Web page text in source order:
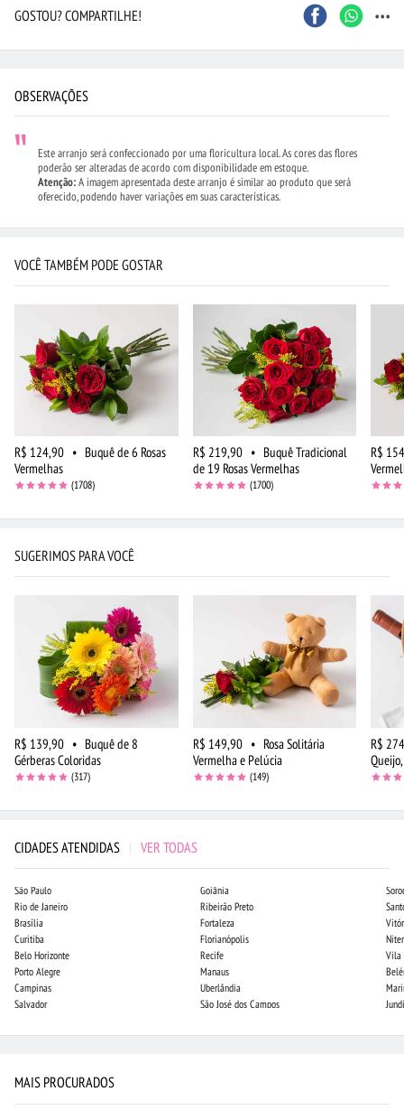
GOSTOU? COMPARTILHE!
OBSERVAÇÕES
Este arranjo será confeccionado por uma floricultura local. As cores das flores
poderão ser alteradas de acordo com disponibilidade em estoque.
Atenção:A imagem apresentada deste arranjo é similar ao produto que será
oferecido, podendo haver variações em suas características.
VOCÊ TAMBÉM PODE GOSTAR
R$ 124,90 • Buquê de 6 Rosas
Vermelhas
(1708)
R$ 219,90 • Buquê Tradicional
de 19 Rosas Vermelhas
(1700)
R$
SUGERIMOS PARA VOCÊ
R$ 139,90 • Buquê de 8
Gérberas Coloridas
(317)
R$ 149,90 • Rosa Solitária
Vermelha e Pelúcia
(149)
R$
CIDADES ATENDIDAS | VER TODAS
São Paulo
Rio de Janeiro
Brasília
Curitiba
Belo Horizonte
Porto Alegre
Campinas
Salvador
Goiânia
Ribeirão Preto
Fortaleza
Florianópolis
Recife
Manaus
Uberlândia
São José dos Campos
Vila
MAIS PROCURADOS